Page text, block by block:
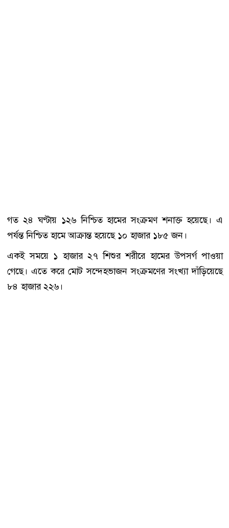
গত ২৪ ঘণ্টায় ১২৬ নিশ্চিত হামের সংক্রমণ শনাক্ত হয়েছে। এ
পর্যন্ত নিশ্চিত হামে আক্রান্ত হয়েছে ১০ হাজার ১৮৫ জন।
একই সময়ে ১ হাজার ২৭ শিশুর শরীরে হামের উপসর্গ পাওয়া
গেছে। এতে করে মোট সন্দেহভাজন সংক্রমণের সংখ্যা দাঁড়িয়েছে
৮৪ হাজার ২২৬।